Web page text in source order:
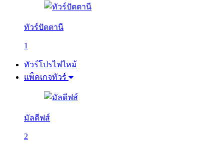
ทัวร์ปัตตานี
1
ทัวร์โปรไฟไหม้
แพ็คเกจทัวร์
มัลดีฟส์
2